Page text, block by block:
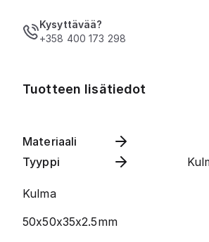
Kysyttävää?
+358 400 173 298
Tuotteen lisätiedot
Materiaali
Tyyppi
Kulma
50x50x35x2.5mm